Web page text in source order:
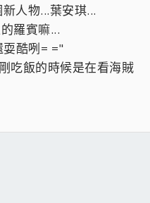
人物...葉安琪...
羅賓嘛...
耍酷咧= ="
吃飯的時候是在看海賊